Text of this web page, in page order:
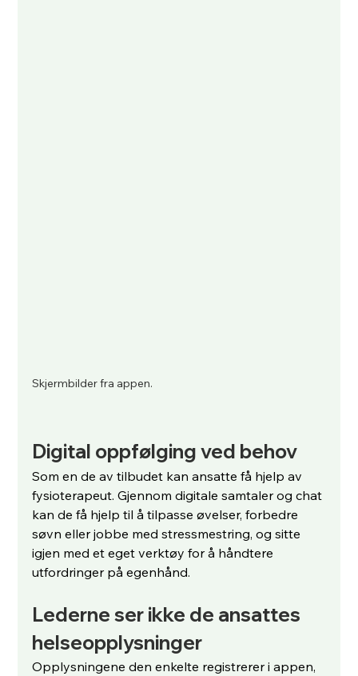
Skjermbilder fra appen.
Digital oppfølging ved behov
Som en de av tilbudet kan ansatte få hjelp av
fysioterapeut. Gjennom digitale samtaler og chat
kan de få hjelp til å tilpasse øvelser, forbedre
søvn eller jobbe med stressmestring, og sitte
igjen med et eget verktøy for å håndtere
utfordringer på egenhånd.
Lederne ser ikke de ansattes
helseopplysninger
Opplysningene den enkelte registrerer i appen,